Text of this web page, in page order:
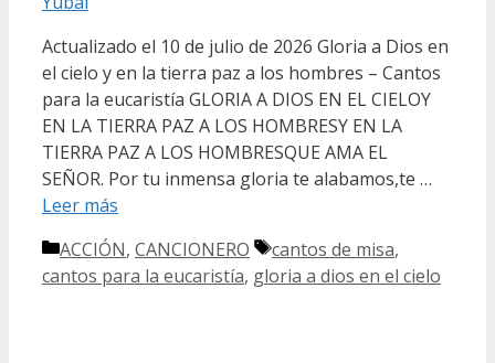
Actualizado el 10 de julio de 2026 Gloria a Dios en
el cielo y en la tierra paz a los hombres – Cantos
para la eucaristía GLORIA A DIOS EN EL CIELOY
EN LA TIERRA PAZ A LOS HOMBRESY EN LA
TIERRA PAZ A LOS HOMBRESQUE AMA EL
SEÑOR. Por tu inmensa gloria te alabamos,te …
Leer más
Categorías
ACCIÓN, CANCIONERO Etiquetas
cantos de misa,
cantos para la eucaristía, gloria a dios en el cielo